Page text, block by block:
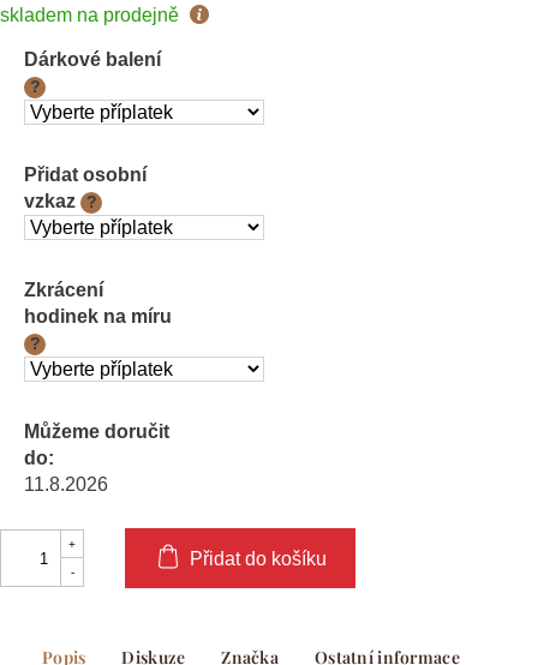
Měrná
skladem na prodejně
Dárkové balení
?
Přidat osobní
vzkaz
?
Zkrácení
hodinek na míru
?
Můžeme doručit
do:
11.8.2026
Přidat do košíku
Popis Diskuze Značka Ostatní informace